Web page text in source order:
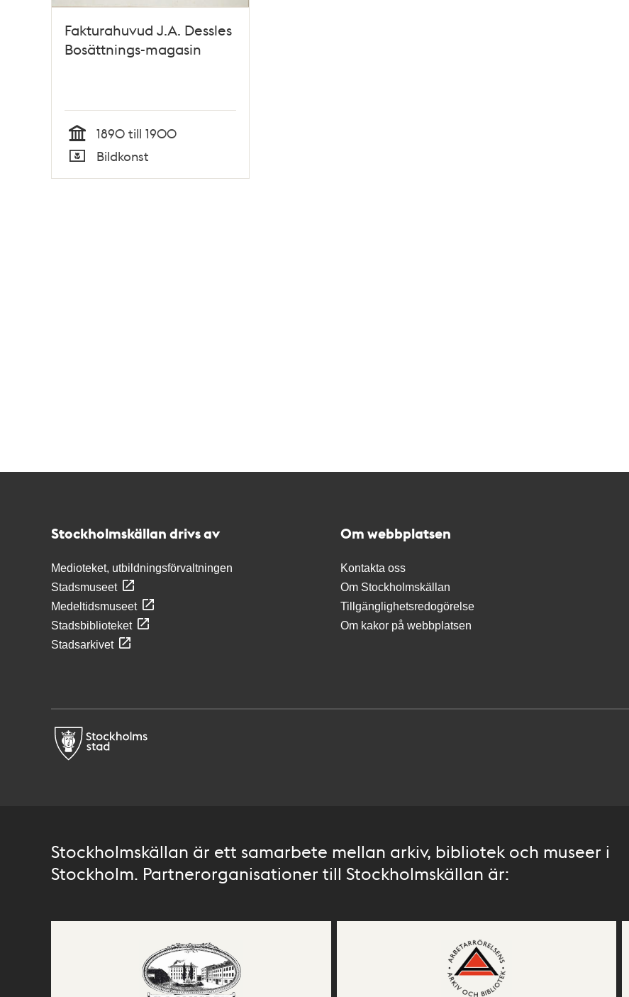
Fakturahuvud J.A. Dessles
Bosättnings-magasin
Tid
1890 till 1900
Typ
Bildkonst
Stockholmskällan drivs av
Medioteket, utbildningsförvaltningen
Stadsmuseet
Medeltidsmuseet
Stadsbiblioteket
Stadsarkivet
Om webbplatsen
Kontakta oss
Om Stockholmskällan
Tillgänglighetsredogörelse
Om kakor på webbplatsen
Stockholmskällan är ett samarbete mellan arkiv, bibliotek och museer i
Stockholm. Partnerorganisationer till Stockholmskällan är: